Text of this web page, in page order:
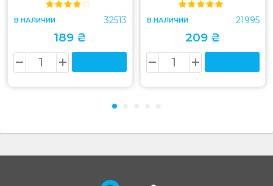
В НАЛИЧИИ 32513
189 ₴
В НАЛИЧИИ 21995
209 ₴